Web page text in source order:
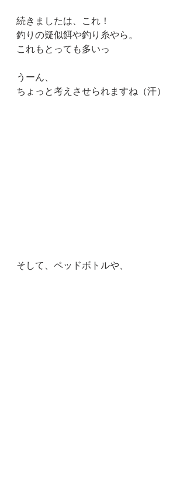
続きましたは、これ！
釣りの疑似餌や釣り糸やら。
これもとっても多いっ
うーん、
ちょっと考えさせられますね（汗）
そして、ペッドボトルや、